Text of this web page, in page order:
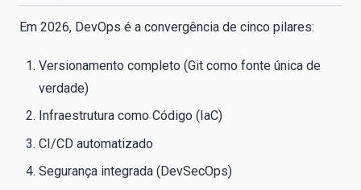
Em 2026, DevOps é a convergência de cinco pilares:
Versionamento completo (Git como fonte única de
verdade)
Infraestrutura como Código (IaC)
CI/CD automatizado
Segurança integrada (DevSecOps)